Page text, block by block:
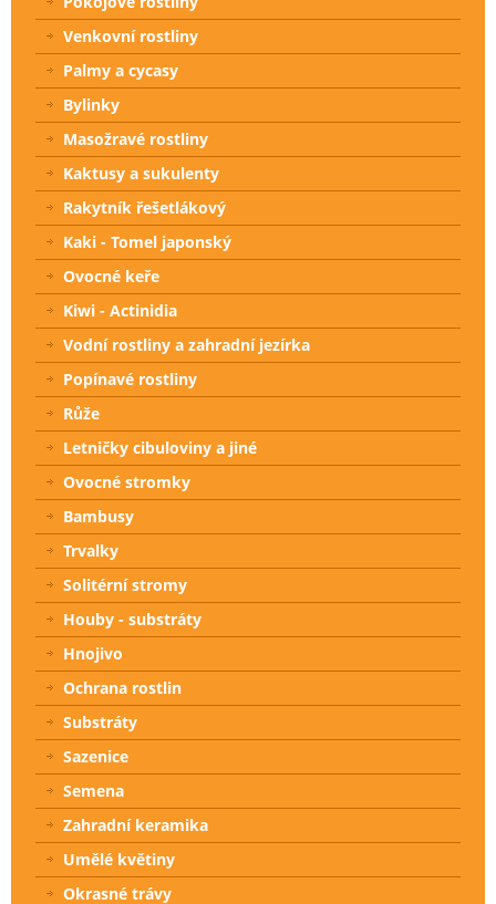
Venkovní rostliny
Palmy a cycasy
Bylinky
Masožravé rostliny
Kaktusy a sukulenty
Rakytník řešetlákový
Kaki - Tomel japonský
Ovocné keře
Kiwi - Actinidia
Vodní rostliny a zahradní jezírka
Popínavé rostliny
Růže
Letničky cibuloviny a jiné
Ovocné stromky
Bambusy
Trvalky
Solitérní stromy
Houby - substráty
Hnojivo
Ochrana rostlin
Substráty
Sazenice
Semena
Zahradní keramika
Umělé květiny
Okrasné trávy